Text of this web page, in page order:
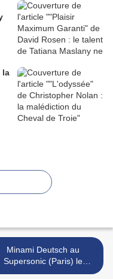
la
Minami Deutsch au
Supersonic (Paris) le
samedi 29 juillet >